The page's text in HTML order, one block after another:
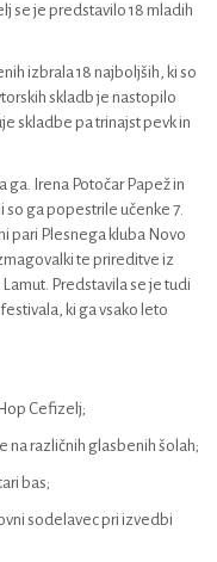
se je predstavilo 18 mladih
izbrala 18 najboljših, ki so
skladb je nastopilo
skladbe pa trinajst pevk in
ga. Irena Potočar Papež in
ga popestrile učenke 7.
pari Plesnega kluba Novo
te prireditve iz
Predstavila se je tudi
ki ga vsako leto
Cefizelj;
različnih glasbenih šolah;
bas;
sodelavec pri izvedbi